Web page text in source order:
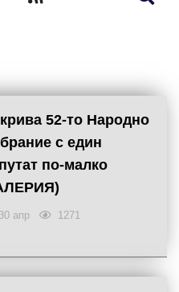
52-то Народно
с един
по-малко
апр 1271